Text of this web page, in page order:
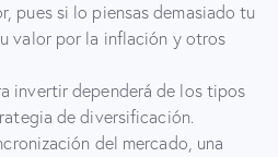
pues si lo piensas demasiado tu
valor por la inflación y otros
invertir dependerá de los tipos
de diversificación.
del mercado, una